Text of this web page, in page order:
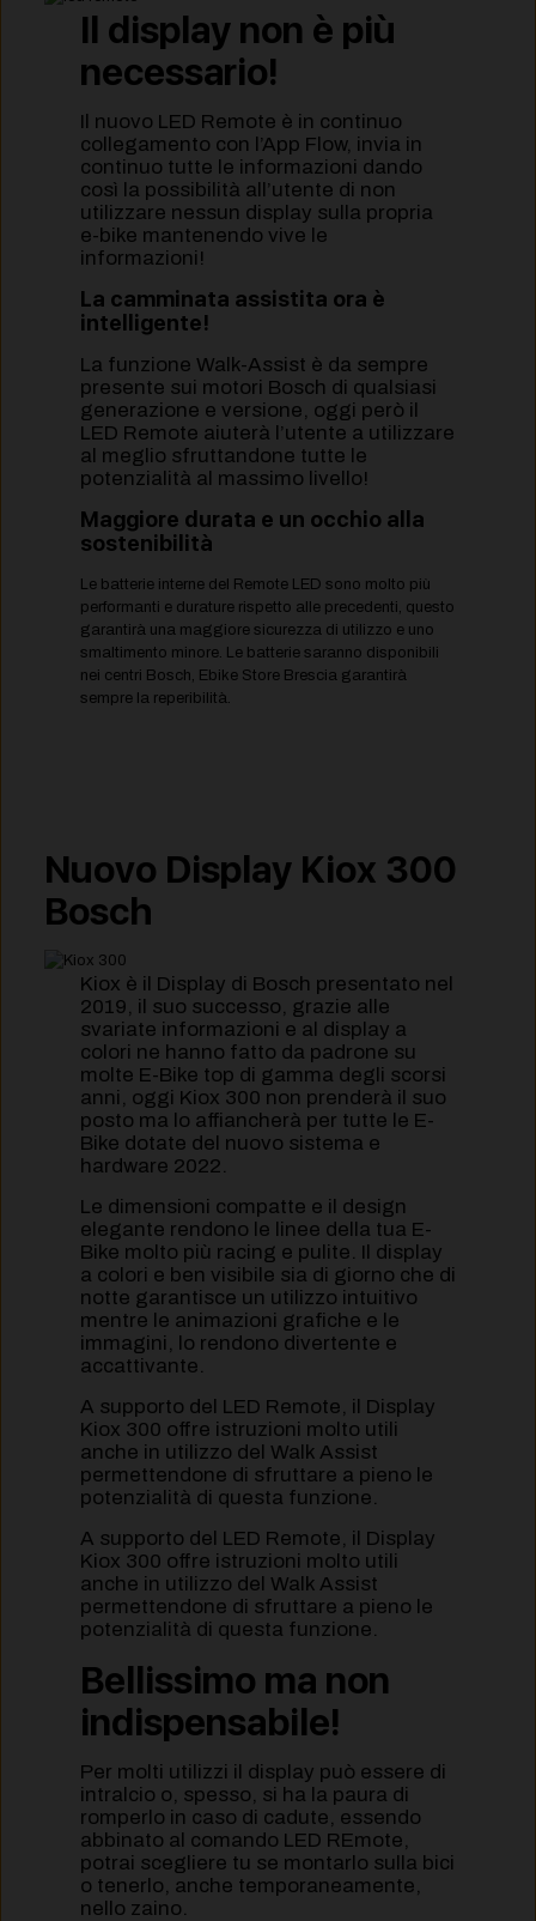
Il display non è più
necessario!
Il nuovo LED Remote è in continuo
collegamento con l’App Flow, invia in
continuo tutte le informazioni dando
così la possibilità all’utente di non
utilizzare nessun display sulla propria
e-bike mantenendo vive le
informazioni!
La camminata assistita ora è
intelligente!
La funzione Walk-Assist è da sempre
presente sui motori Bosch di qualsiasi
generazione e versione, oggi però il
LED Remote aiuterà l’utente a utilizzare
al meglio sfruttandone tutte le
potenzialità al massimo livello!
Maggiore durata e un occhio alla
sostenibilità
Le batterie interne del Remote LED sono molto più
performanti e durature rispetto alle precedenti, questo
garantirà una maggiore sicurezza di utilizzo e uno
smaltimento minore. Le batterie saranno disponibili
nei centri Bosch, Ebike Store Brescia garantirà
sempre la reperibilità.
Nuovo Display Kiox 300
Bosch
Kiox è il Display di Bosch presentato nel
2019, il suo successo, grazie alle
svariate informazioni e al display a
colori ne hanno fatto da padrone su
molte E-Bike top di gamma degli scorsi
anni, oggi Kiox 300 non prenderà il suo
posto ma lo affiancherà per tutte le E-
Bike dotate del nuovo sistema e
hardware 2022.
Le dimensioni compatte e il design
elegante rendono le linee della tua E-
Bike molto più racing e pulite. Il display
a colori e ben visibile sia di giorno che di
notte garantisce un utilizzo intuitivo
mentre le animazioni grafiche e le
immagini, lo rendono divertente e
accattivante.
A supporto del LED Remote, il Display
Kiox 300 offre istruzioni molto utili
anche in utilizzo del Walk Assist
permettendone di sfruttare a pieno le
potenzialità di questa funzione.
A supporto del LED Remote, il Display
Kiox 300 offre istruzioni molto utili
anche in utilizzo del Walk Assist
permettendone di sfruttare a pieno le
potenzialità di questa funzione.
Bellissimo ma non
indispensabile!
Per molti utilizzi il display può essere di
intralcio o, spesso, si ha la paura di
romperlo in caso di cadute, essendo
abbinato al comando LED REmote,
potrai scegliere tu se montarlo sulla bici
o tenerlo, anche temporaneamente,
nello zaino.